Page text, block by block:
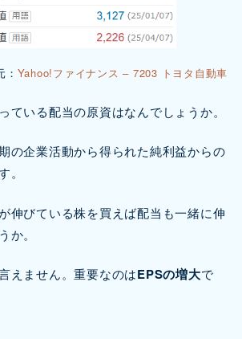
： Yahoo!ファイナンス – 7203 トヨタ自動車
ている配当の原資はなんでしょうか。
の企業活動から得られた純利益からの
。
伸びている株を買えば配当も一緒に伸
か。
えません。重要なのはEPSの増大で